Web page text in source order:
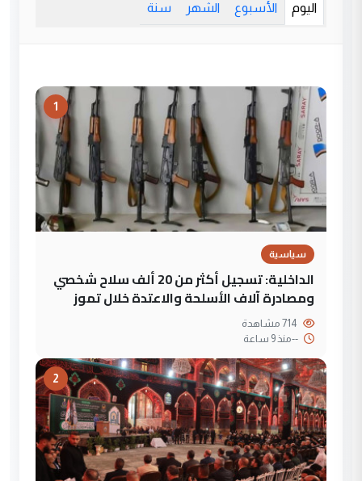
اليوم الأسبوع الشهر سنة
1
سياسية
الداخلية: تسجيل أكثر من 20 ألف سلاح شخصي
ومصادرة آلاف الأسلحة والاعتدة خلال تموز
--منذ 9 ساعة
2